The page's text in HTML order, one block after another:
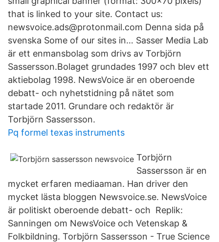
that is linked to your site. Contact us:
newsvoice.ads@protonmail.com Denna sida på
svenska Some of our sites in… Sasser Media Lab
är ett enmansbolag som drivs av Torbjörn
Sassersson.Bolaget grundades 1997 och blev ett
aktiebolag 1998. NewsVoice är en oberoende
debatt- och nyhetstidning på nätet som
startade 2011. Grundare och redaktör är
Torbjörn Sassersson.
Pq formel texas instruments
Torbjörn
Sassersson är en
mycket erfaren mediaaman. Han driver den
mycket lästa bloggen Newsvoice.se. NewsVoice
är politiskt oberoende debatt- och Replik:
Sanningen om NewsVoice och Vetenskap &
Folkbildning. Torbjörn Sassersson - True Science